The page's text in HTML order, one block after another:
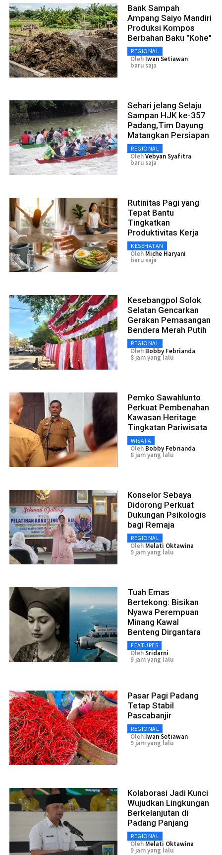
Bank Sampah
Ampang Saiyo Mandiri
Produksi Kompos
Berbahan Baku "Kohe"
REGIONAL
Oleh Iwan Setiawan
baru saja
Sehari jelang Selaju
Sampan HJK ke-357
Padang,Tim Dayung
Matangkan Persiapan
REGIONAL
OlehVebyan Syafitra
baru saja
Rutinitas Pagi yang
Tepat Bantu
Tingkatkan
Produktivitas Kerja
KESEHATAN
Oleh Miche Haryani
baru saja
Kesebangpol Solok
Selatan Gencarkan
Gerakan Pemasangan
Bendera Merah Putih
REGIONAL
Oleh Bobby Febrianda
8 jam yang lalu
Pemko Sawahlunto
Perkuat Pembenahan
Kawasan Heritage
Tingkatan Pariwisata
WISATA
Oleh Bobby Febrianda
8 jam yang lalu
Konselor Sebaya
Didorong Perkuat
Dukungan Psikologis
bagi Remaja
REGIONAL
Oleh Melati Oktawina
9 jam yang lalu
Tuah Emas
Bertekong: Bisikan
Nyawa Perempuan
Minang Kawal
Benteng Dirgantara
FEATURES
OlehSridarni
9 jam yang lalu
Pasar Pagi Padang
Tetap Stabil
Pascabanjir
REGIONAL
Oleh Iwan Setiawan
9 jam yang lalu
Kolaborasi Jadi Kunci
Wujudkan Lingkungan
Berkelanjutan di
Padang Panjang
REGIONAL
Oleh Melati Oktawina
9 jam yang lalu